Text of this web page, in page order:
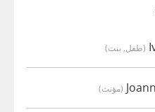
(طفل, بنت)
(مؤنث)